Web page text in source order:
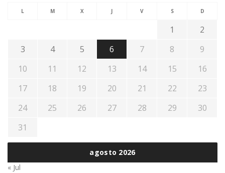
agosto 2026
L M X J V S D
1
2
3
4 5 6 7 8
9
10
11 12 13 14 15
16
17
18 19 20 21 22
23
24
25 26 27 28 29
30
31
« Jul